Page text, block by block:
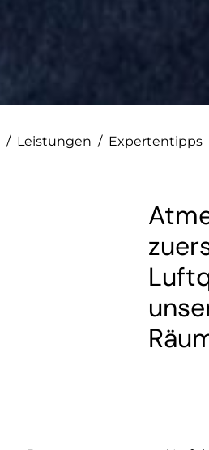
/ Leistungen / Expertentipps